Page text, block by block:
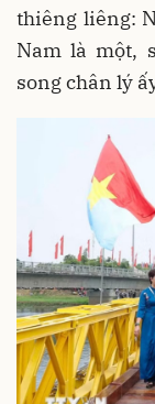
thiêng liêng:
Nam là một,
song chân lý